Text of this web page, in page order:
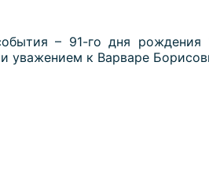
– 91-го дня
уважением к Варваре